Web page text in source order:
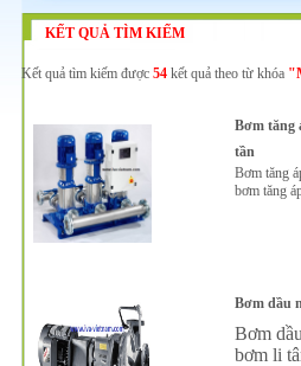
KẾT QUẢ TÌM KIẾM
Kết quả tìm kiếm được 54kết quả theo từ khóa
Bơm tăng
tần
Bơm tăng
bơm tăng
Bơm dầu
Bơm
bơm li